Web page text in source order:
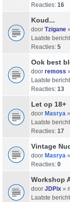
Reacties: 16
Koud...
door Tzigane
Laatste
Reacties: 5
Ook best
door remoss
Laatste
Reacties: 13
Let op 18+
door Masrya
Laatste
Reacties: 17
Vintage
door Masrya
Reacties: 0
Workshop
door JDPix »
Laatste